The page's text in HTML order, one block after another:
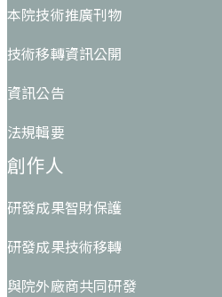
本院技術推廣刊物
技術移轉資訊公開
資訊公告
法規輯要
創作人
研發成果智財保護
研發成果技術移轉
與院外廠商共同研發